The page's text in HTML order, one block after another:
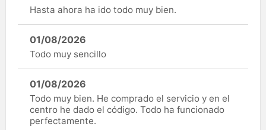
Hasta ahora ha ido todo muy bien.
01/08/2026
Todo muy sencillo
01/08/2026
Todo muy bien. He comprado el servicio y en el
centro he dado el código. Todo ha funcionado
perfectamente.